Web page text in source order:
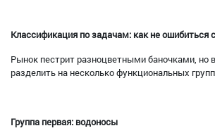
Классификация по задачам: как не ошибиться
Рынок пестрит разноцветными баночками, но
разделить на несколько функциональных
Группа первая: водоносы